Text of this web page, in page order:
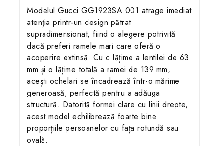
Modelul Gucci GG1923SA 001 atrage imediat
atenția printr-un design pătrat
supradimensionat, fiind o alegere potrivită
dacă preferi ramele mari care oferă o
acoperire extinsă. Cu o lățime a lentilei de 63
mm și o lățime totală a ramei de 139 mm,
acești ochelari se încadrează într-o mărime
generoasă, perfectă pentru a adăuga
structură. Datorită formei clare cu linii drepte,
acest model echilibrează foarte bine
proporțiile persoanelor cu fața rotundă sau
ovală.